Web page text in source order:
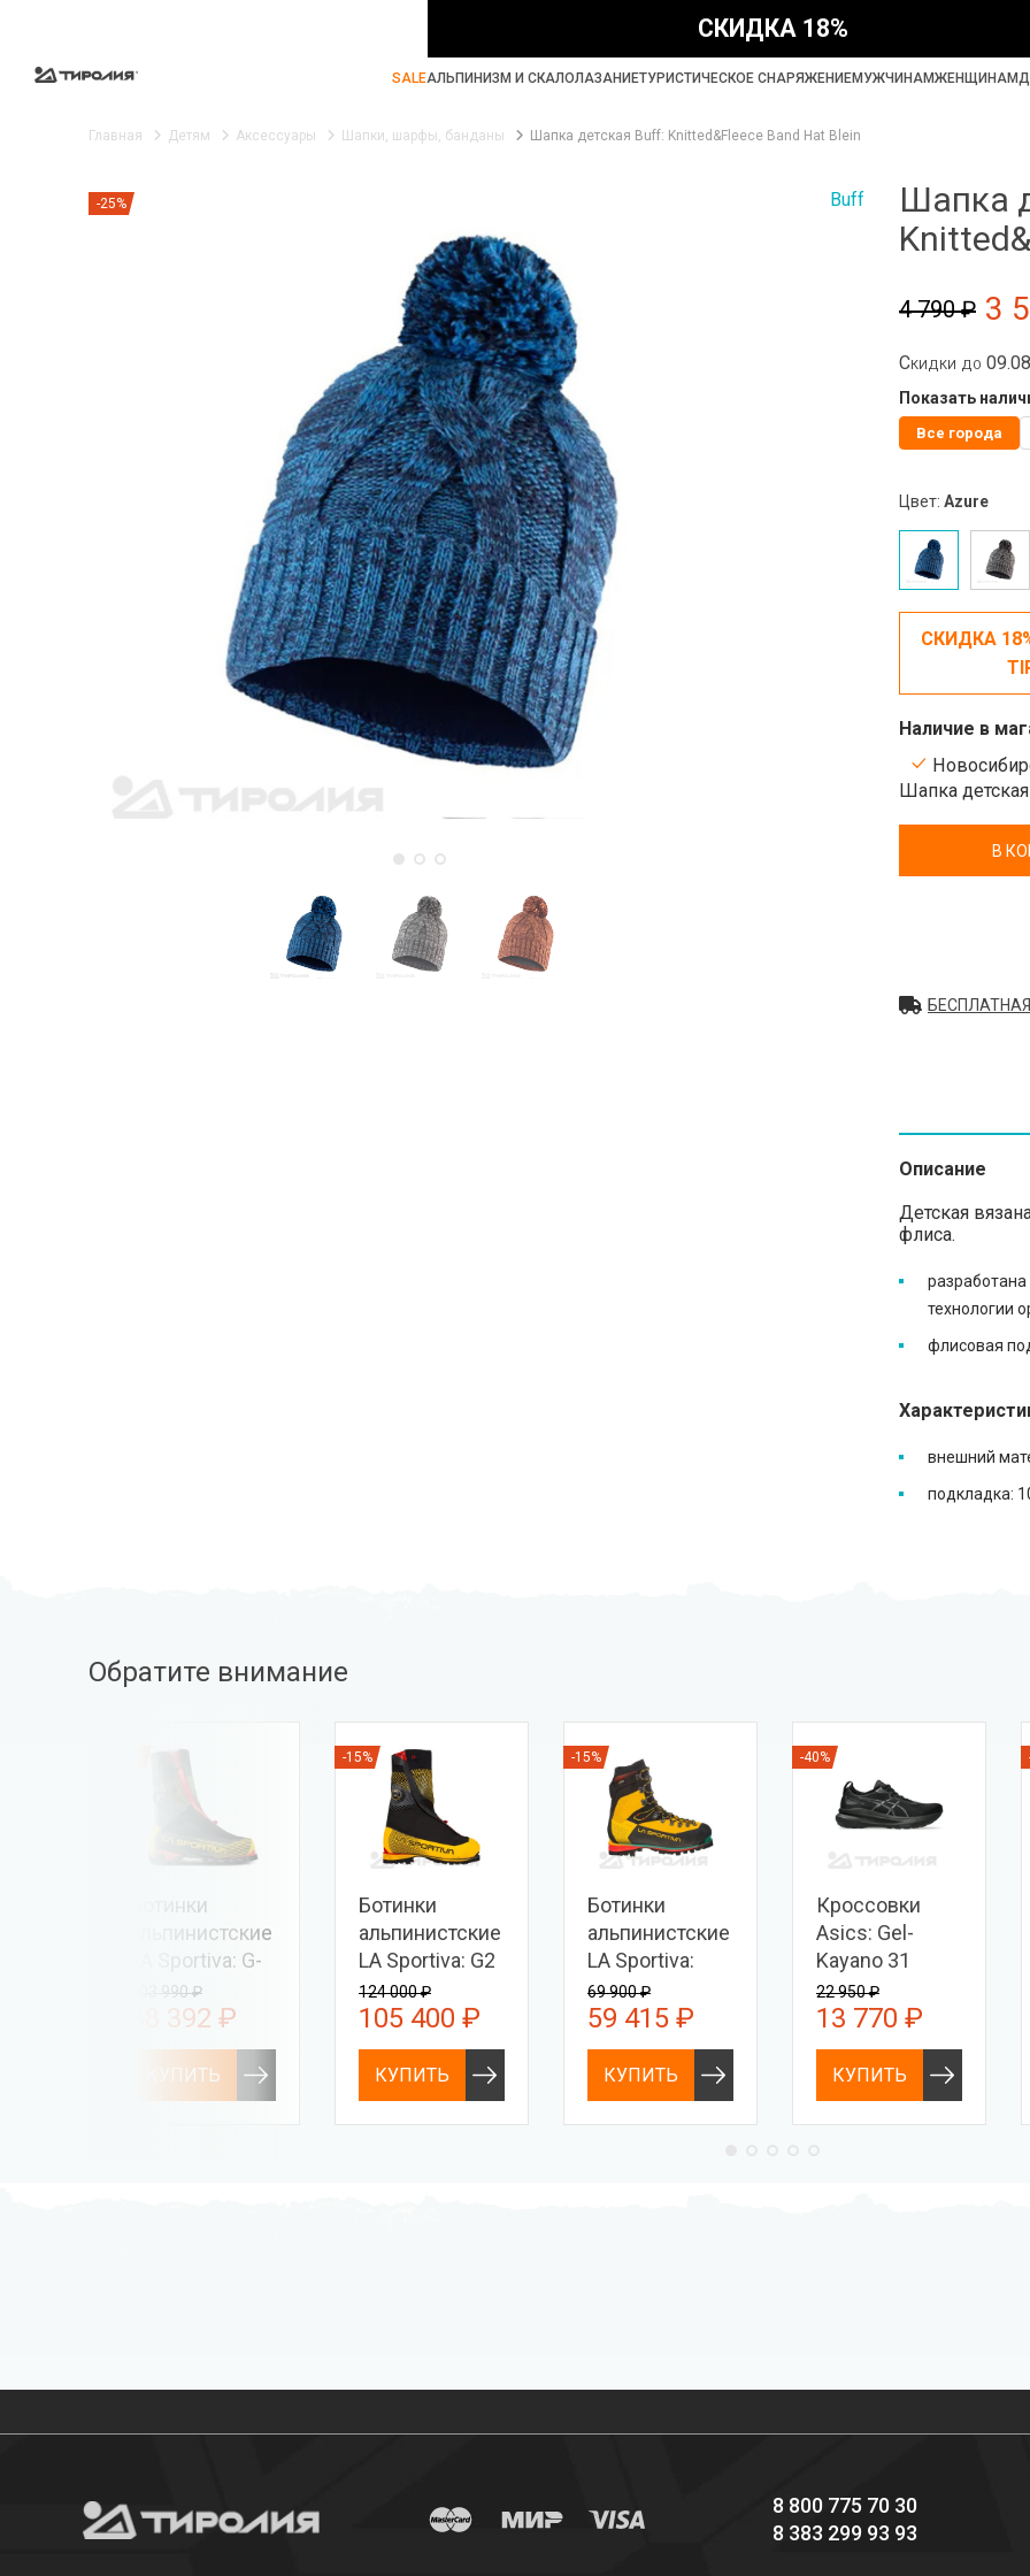
СКИДКА 18%
SALEАЛЬПИНИЗМ И СКАЛОЛАЗАНИЕТУРИСТИЧЕСКОЕ СНАРЯЖЕНИЕМУЖЧИНАМЖЕНЩИНАМ
Главная Детям Аксессуары Шапки, шарфы, банданы Шапка детская Buff: Knitted&Fleece Band Hat Blein
-25% Buff
Шапка
4 790 ₽ 3
Скидки до
Показать
Все города
Цвет: Azure
СКИДКА
Наличие в
Шапка
В
Описание
Детская
флиса.
технологии
флисовая
внешний
подкладка:
Обратите внимание
Ботинки
альпинистские
LA Sportiva: G-
Summit
103 990 ₽
88 392 ₽
КУПИТЬ
-15%
Ботинки
альпинистские
LA Sportiva: G2
Evo
124 000 ₽
105 400 ₽
КУПИТЬ
-15%
Ботинки
альпинистские
LA Sportiva:
Nepal EVO GTX
69 900 ₽
59 415 ₽
КУПИТЬ
-40%
Кроссовки
Asics: Gel-
Kayano 31
22 950 ₽
13 770 ₽
КУПИТЬ
8 800 775 70 30
8 383 299 93 93